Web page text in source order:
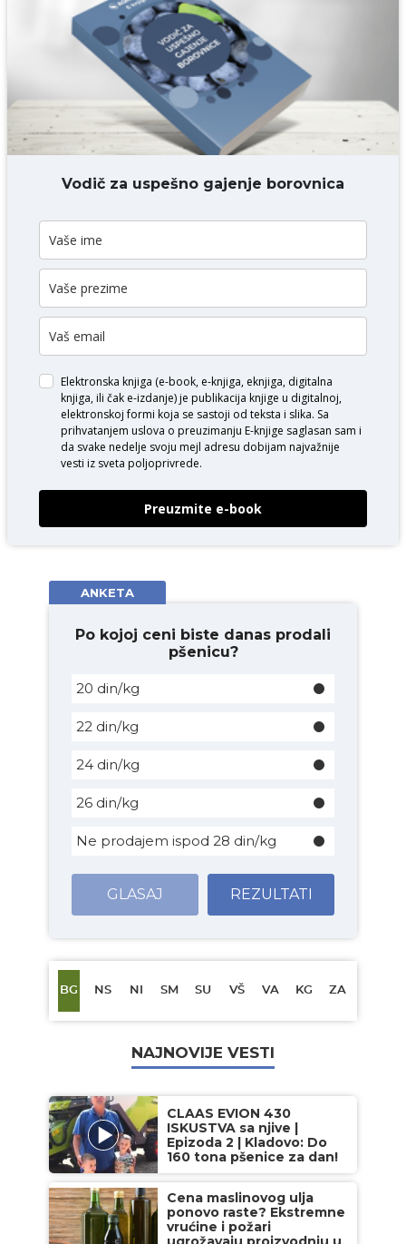
Komentar* obavezno
DODAJ KOMENTAR
Vodič za uspešno gajenje borovnica
Elektronska knjiga (e-book, e-knjiga, eknjiga, digitalna
knjiga, ili čak e-izdanje) je publikacija knjige u digitalnoj,
elektronskoj formi koja se sastoji od teksta i slika. Sa
prihvatanjem uslova o preuzimanju E-knjige saglasan sam i
da svake nedelje svoju mejl adresu dobijam najvažnije
vesti iz sveta poljoprivrede.
Preuzmite e-book
ANKETA
Po kojoj ceni biste danas prodali
pšenicu?
20 din/kg
22 din/kg
24 din/kg
26 din/kg
Ne prodajem ispod 28 din/kg
GLASAJ REZULTATI
BG NS NI SM SU VŠ VA KG ZA
NAJNOVIJE VESTI
CLAAS EVION 430
ISKUSTVA sa njive |
Epizoda 2 | Kladovo: Do
160 tona pšenice za dan!
Cena maslinovog ulja
ponovo raste? Ekstremne
vrućine i požari